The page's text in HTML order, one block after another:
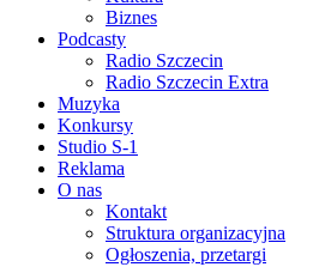
Biznes
Podcasty
Radio Szczecin
Radio Szczecin Extra
Muzyka
Konkursy
Studio S-1
Reklama
O nas
Kontakt
Struktura organizacyjna
Ogłoszenia, przetargi